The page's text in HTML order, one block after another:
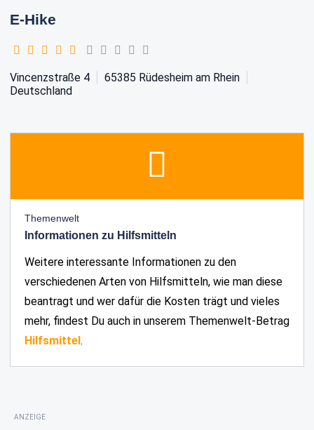
E-Hike
Vincenzstraße 4 65385 Rüdesheim am Rhein
Deutschland
Themenwelt
Informationen zu Hilfsmitteln
Weitere interessante Informationen zu den
verschiedenen Arten von Hilfsmitteln, wie man diese
beantragt und wer dafür die Kosten trägt und vieles
mehr, findest Du auch in unserem Themenwelt-Betrag
Hilfsmittel.
ANZEIGE